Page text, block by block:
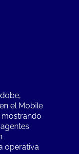
el Mobile
operativa